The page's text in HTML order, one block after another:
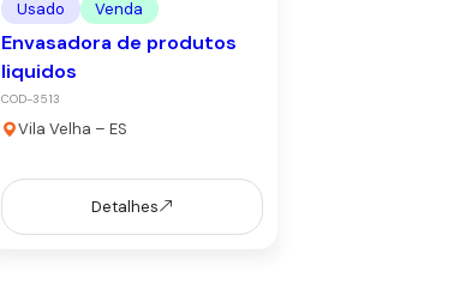
Usado Venda
Envasadora de produtos
liquidos
COD-3513
Vila Velha – ES
Detalhes